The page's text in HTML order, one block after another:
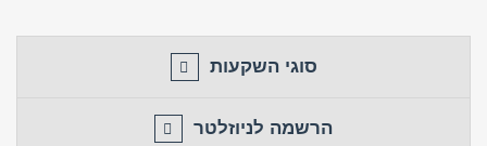
סוגי השקעות
הרשמה לניוזלטר